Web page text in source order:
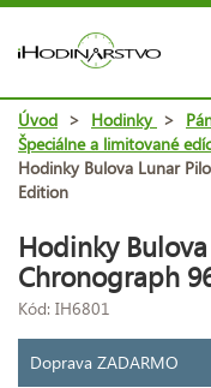
Úvod > Hodinky >
Špeciálne a limitované
Hodinky Bulova Lunar
Edition
Hodinky
Chronograph
Kód: IH6801
Doprava ZADARMO